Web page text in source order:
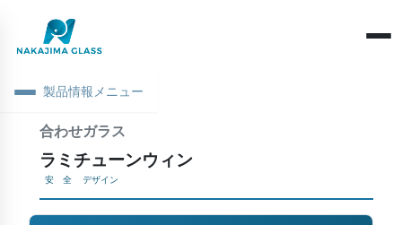
ごあいさつ
製品情報メニュー
合わせガラス
ラミチューンウィン
安 全 デザイン